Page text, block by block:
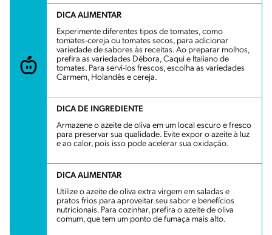
DICA ALIMENTAR
Experimente diferentes tipos de tomates, como
tomates-cereja ou tomates secos, para adicionar
variedade de sabores às receitas. Ao preparar molhos,
prefira as variedades Débora, Caqui e Italiano de
tomates. Para servi-los frescos, escolha as variedades
Carmem, Holandês e cereja.
DICA DE INGREDIENTE
Armazene o azeite de oliva em um local escuro e fresco
para preservar sua qualidade. Evite expor o azeite à luz
e ao calor, pois isso pode acelerar sua oxidação.
DICA ALIMENTAR
Utilize o azeite de oliva extra virgem em saladas e
pratos frios para aproveitar seu sabor e benefícios
nutricionais. Para cozinhar, prefira o azeite de oliva
comum, que tem um ponto de fumaça mais alto.